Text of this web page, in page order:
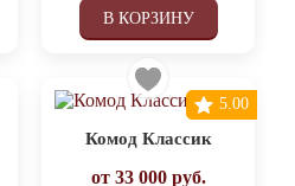
В КОРЗИНУ
Комод Классик
от 33 000руб.
5.00